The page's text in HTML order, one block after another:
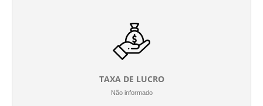
TAXA DE LUCRO
Não informado